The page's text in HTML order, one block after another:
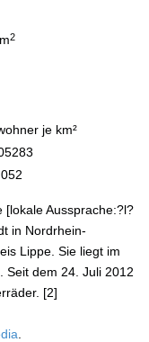
2
je km²
[lokale Aussprache:?l?
in Nordrhein-
Lippe. Sie liegt im
Seit dem 24. Juli 2012
[2]